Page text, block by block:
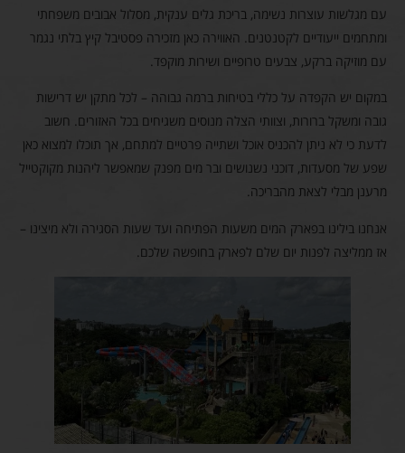
עם מגלשות עוצרות נשימה, בריכת גלים ענקית, מסלול אבובים משפחתי
ומתחמים ייעודיים לקטנטנים. האווירה כאן מזכירה פסטיבל קיץ בלתי נגמר
עם מוזיקה ברקע, צבעים טרופיים ושירות מוקפד.
במקום יש הקפדה על כללי בטיחות ברמה גבוהה – לכל מתקן יש דרישות
גובה ומשקל ברורות, וצוותי הצלה מנוסים משגיחים בכל האזורים. חשוב
לדעת כי לא ניתן להכניס אוכל ושתייה פרטיים למתחם, אך תוכלו למצוא כאן
שפע של מסעדות, דוכני נשנושים ובר מים מפנק שמאפשר ליהנות מקוקטייל
מרענן מבלי לצאת מהבריכה.
אנחנו בילינו בפארק המים משעות הפתיחה ועד שעות הסגירה ולא מיצינו –
אז ממליצה לפנות יום שלם לפארק בחופשה שלכם.